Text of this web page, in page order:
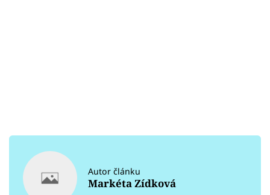
Autor článku
Markéta Zídková